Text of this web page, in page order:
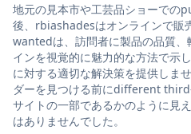
地元の見本市や工芸品ショーでの
後、rbiashadesはオンラインで販
wantedは、訪問者に製品の品質
インを視覚的に魅力的な方法で示
に対する適切な解決策を提供しま
ダーを見つける前にdifferent
サイトの一部であるかのように見
はありませんでした。